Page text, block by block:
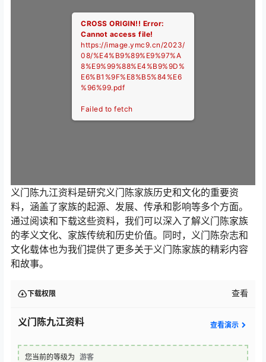
CROSS ORIGIN!! Error:
Cannot access file!
https://image.ymc9.cn/2023/
08/%E4%B9%89%E9%97%A
8%E9%99%88%E4%B9%9D%
E6%B1%9F%E8%B5%84%E6
%96%99.pdf
Failed to fetch
义门陈九江资料是研究义门陈家族历史和文化的重要资
料，涵盖了家族的起源、发展、传承和影响等多个方面。
通过阅读和下载这些资料，我们可以深入了解义门陈家族
的孝义文化、家族传统和历史价值。同时，义门陈杂志和
文化载体也为我们提供了更多关于义门陈家族的精彩内容
和故事。
下载权限 查看
义门陈九江资料 查看演示
您当前的等级为 游客